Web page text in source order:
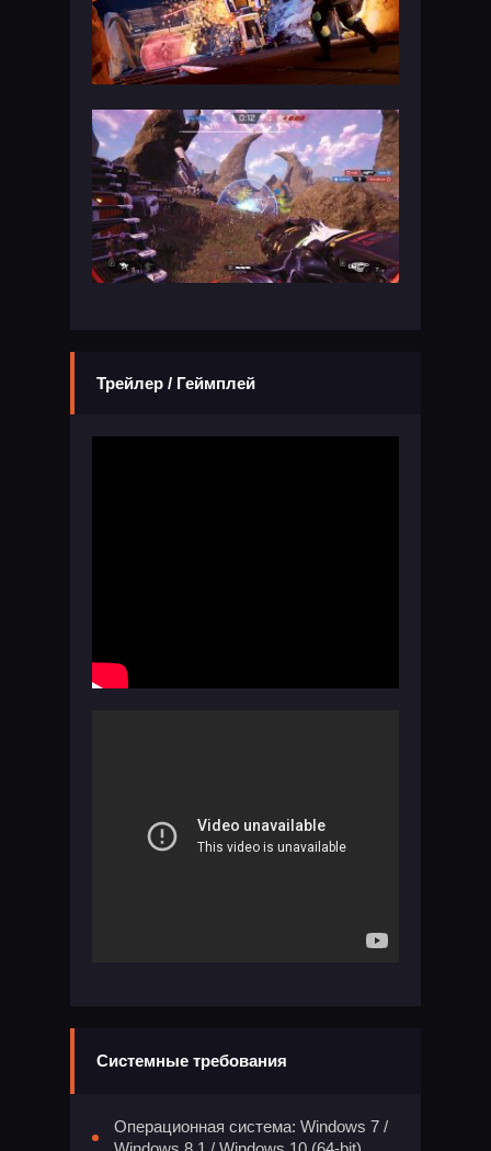
Трейлер / Геймплей
Системные требования
Операционная система: Windows 7 /